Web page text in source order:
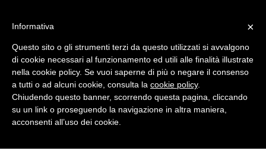
TUESDAY, NOVEMBER 18, 2014
×
Informativa
Questo sito o gli strumenti terzi da questo utilizzati si avvalgono
di cookie necessari al funzionamento ed utili alle finalità illustrate
nella cookie policy. Se vuoi saperne di più o negare il consenso
a tutti o ad alcuni cookie, consulta la cookie policy.
Chiudendo questo banner, scorrendo questa pagina, cliccando
su un link o proseguendo la navigazione in altra maniera,
acconsenti all’uso dei cookie.